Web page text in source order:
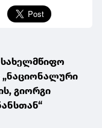
„ნაციონალური
გიორგი